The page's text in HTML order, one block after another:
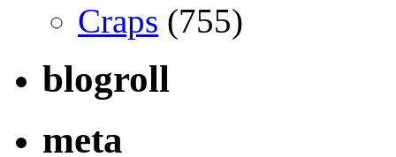
Craps (755)
blogroll
meta